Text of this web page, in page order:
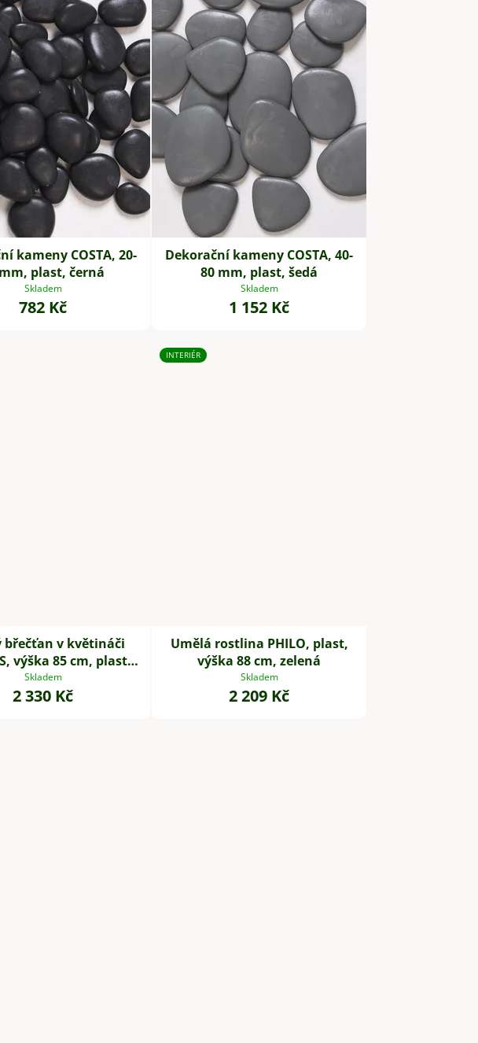
kameny COSTA, 20-
plast, černá
Skladem
782 Kč
Dekorační kameny COSTA, 40-
80 mm, plast, šedá
Skladem
1 152 Kč
břečťan v květináči
výška 85 cm, plast,
zelený
Skladem
2 330 Kč
INTERIÉR
Umělá rostlina PHILO, plast,
výška 88 cm, zelená
Skladem
2 209 Kč